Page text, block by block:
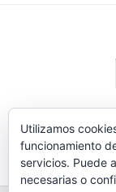
Utilizamos
funcionamiento
servicios. Puede
necesarias o